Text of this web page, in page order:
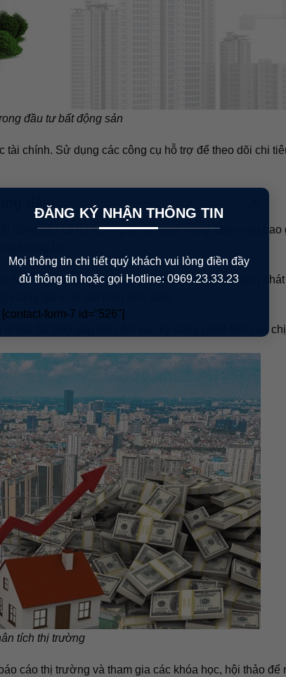
ĐĂNG KÝ NHẬN THÔNG TIN
Mọi thông tin chi tiết quý khách vui lòng điền đầy
đủ thông tin hoặc gọi Hotline: 0969.23.33.23
[contact-form-7 id="526"]
đầu tư bất động sản
chính. Sử dụng các công cụ hỗ trợ để theo dõi chi
đắn
động sản và thị trường là rất quan trọng. Điều này bao
tương lai.
Nhà Bè. Qua phân tích, chị nhận thấy có kế hoạch
tăng giá trị lô đất theo thời gian.
đất đã tăng gấp đôi nhờ vào kỹ năng phân tích của
tích thị trường
cáo thị trường và tham gia các khóa học, hội thảo để